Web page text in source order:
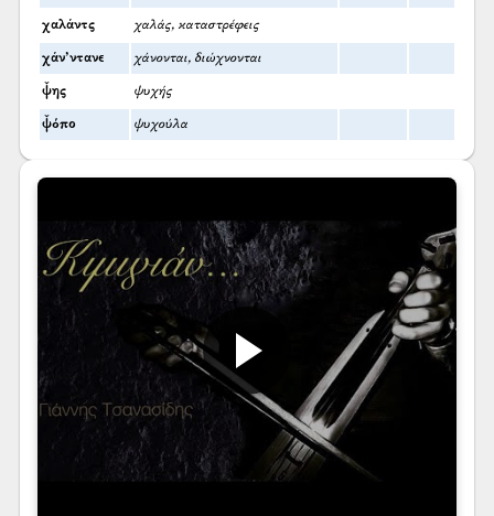
χαλάντς χαλάς, καταστρέφεις
χάν’ντανε χάνονται, διώχνονται
ψ̌ης ψυχής
ψ̌όπο ψυχούλα